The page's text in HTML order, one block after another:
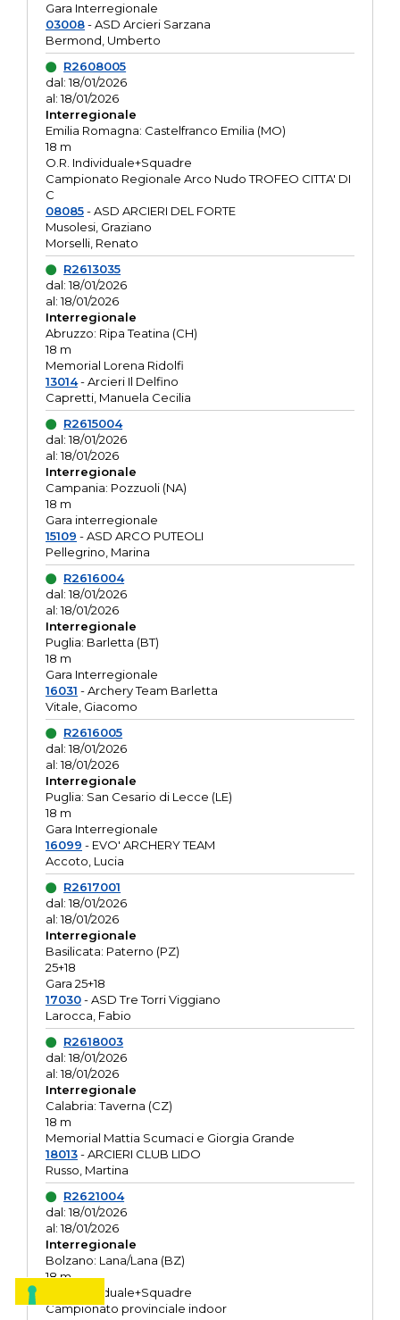
Gara Interregionale
03008- ASD Arcieri Sarzana
Bermond, Umberto
R2608005
dal: 18/01/2026
al: 18/01/2026
Interregionale
Emilia Romagna: Castelfranco Emilia (MO)
18 m
O.R. Individuale+Squadre
Campionato Regionale Arco Nudo TROFEO CITTA' DI
C
08085- ASD ARCIERI DEL FORTE
Musolesi, Graziano
Morselli, Renato
R2613035
dal: 18/01/2026
al: 18/01/2026
Interregionale
Abruzzo: Ripa Teatina (CH)
18 m
Memorial Lorena Ridolfi
13014- Arcieri Il Delfino
Capretti, Manuela Cecilia
R2615004
dal: 18/01/2026
al: 18/01/2026
Interregionale
Campania: Pozzuoli (NA)
18 m
Gara interregionale
15109 - ASD ARCO PUTEOLI
Pellegrino, Marina
R2616004
dal: 18/01/2026
al: 18/01/2026
Interregionale
Puglia: Barletta (BT)
18 m
Gara Interregionale
16031 - Archery Team Barletta
Vitale, Giacomo
R2616005
dal: 18/01/2026
al: 18/01/2026
Interregionale
Puglia: San Cesario di Lecce (LE)
18 m
Gara Interregionale
16099 - EVO' ARCHERY TEAM
Accoto, Lucia
R2617001
dal: 18/01/2026
al: 18/01/2026
Interregionale
Basilicata: Paterno (PZ)
25+18
Gara 25+18
17030- ASD Tre Torri Viggiano
Larocca, Fabio
R2618003
dal: 18/01/2026
al: 18/01/2026
Interregionale
Calabria: Taverna (CZ)
18 m
Memorial Mattia Scumaci e Giorgia Grande
18013- ARCIERI CLUB LIDO
Russo, Martina
R2621004
dal: 18/01/2026
al: 18/01/2026
Interregionale
Bolzano: Lana/Lana (BZ)
18 m
O.R. Individuale+Squadre
Campionato provinciale indoor